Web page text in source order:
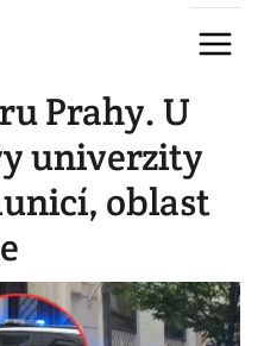
Menu
Prahy. U
univerzity
oblast